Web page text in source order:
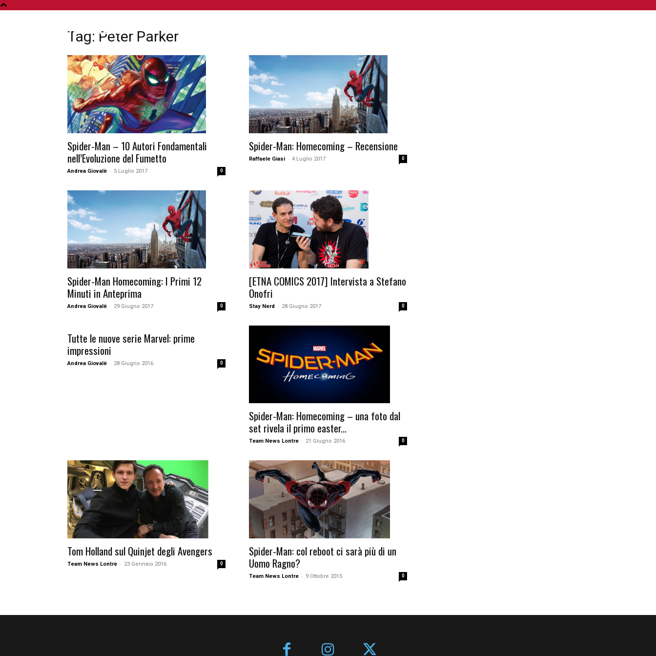
Tag: Peter Parker
Spider-Man – 10 Autori Fondamentali
nell’Evoluzione del Fumetto
Andrea Giovalè - 5 Luglio 2017 0
Spider-Man: Homecoming – Recensione
Raffaele Giasi - 4 Luglio 2017 0
Spider-Man Homecoming: I Primi 12
Minuti in Anteprima
Andrea Giovalè - 29 Giugno 2017 0
[ETNA COMICS 2017] Intervista a Stefano
Onofri
Stay Nerd - 28 Giugno 2017 0
Tutte le nuove serie Marvel: prime
impressioni
Andrea Giovalè - 28 Giugno 2016 0
Spider-Man: Homecoming – una foto dal
set rivela il primo easter...
Team News Lontre - 21 Giugno 2016 0
Tom Holland sul Quinjet degli Avengers
Team News Lontre - 23 Gennaio 2016 0
Spider-Man: col reboot ci sarà più di un
Uomo Ragno?
Team News Lontre - 9 Ottobre 2015 0